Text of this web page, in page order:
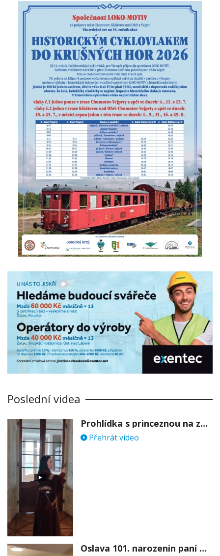
Poslední videa
Prohlídka s princeznou na zámku Stekník
Přehrát video
Oslava 101. narozenin paní Věry Skořepové